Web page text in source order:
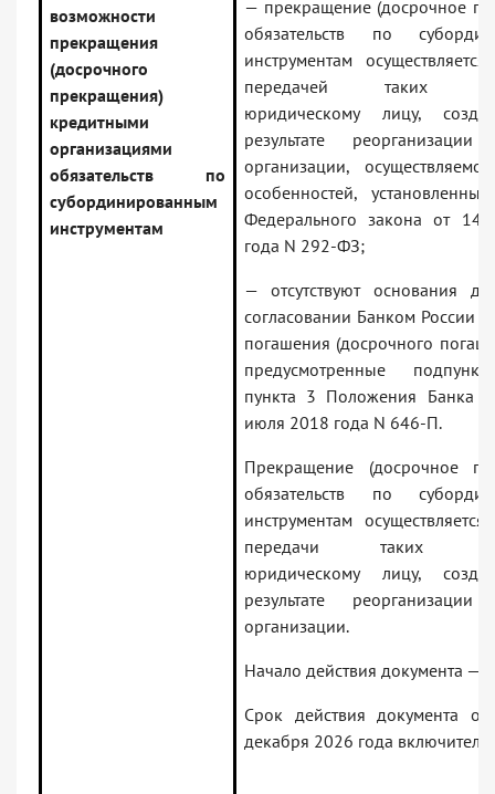
возможности
прекращения
(досрочного
прекращения)
кредитными
организациями
обязательств по
субординированным
инструментам
— прекращение (досрочное
обязательств по
инструментам
передачей таких
юридическому лицу,
результате реорганизации
организации,
особенностей,
Федерального закона от
года N 292-ФЗ;
— отсутствуют основания
согласовании Банком России
погашения (досрочного
предусмотренные
пункта 3 Положения Банка
июля 2018 года N 646-П.
Прекращение (досрочное
обязательств по
инструментам
передачи таких
юридическому лицу,
результате реорганизации
организации.
Начало действия документа —
Срок действия документа
декабря 2026 года